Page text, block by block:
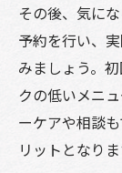
その後、気に
予約を行い、
みましょう。
クの低いメニ
ーケアや相談
リットとなりま